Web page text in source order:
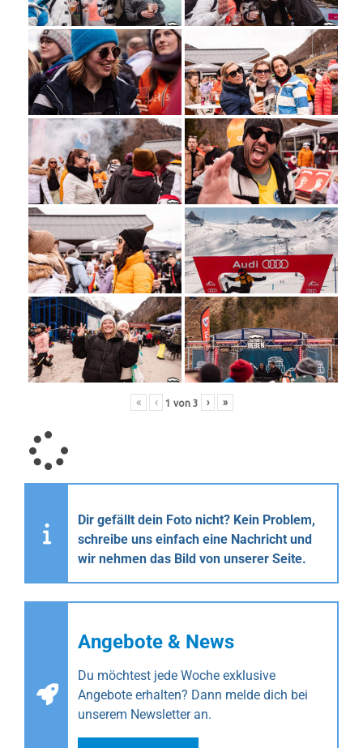
« ‹ 1 von 3 › »
Dir gefällt dein Foto nicht? Kein Problem,
schreibe uns einfach eine Nachricht und
wir nehmen das Bild von unserer Seite.
Angebote & News
Du möchtest jede Woche exklusive
Angebote erhalten? Dann melde dich bei
unserem Newsletter an.